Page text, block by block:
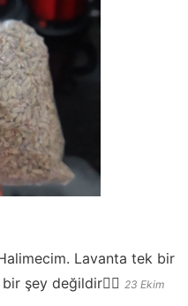
Lavanta tek bir
şey değildir👍🏻 23 Ekim